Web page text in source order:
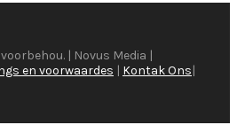
| Novus Media |
en voorwaardes | Kontak Ons|